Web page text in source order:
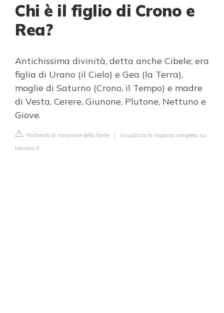
Chi è il figlio di Crono e
Rea?
Antichissima divinità, detta anche Cibele; era
figlia di Urano (il Cielo) e Gea (la Terra),
moglie di Saturno (Crono, il Tempo) e madre
di Vesta, Cerere, Giunone, Plutone, Nettuno e
Giove.
Richiesta di rimozione della fonte | Visualizza la risposta completa su
treccani.it